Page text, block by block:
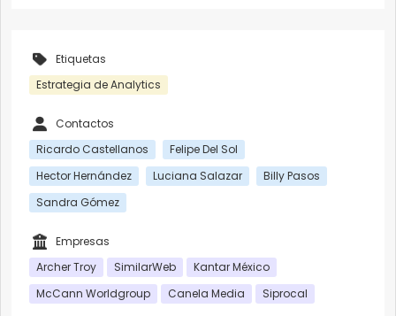
Etiquetas
Estrategia de Analytics
Contactos
Ricardo Castellanos
Felipe Del Sol
Hector Hernández
Luciana Salazar
Billy Pasos
Sandra Gómez
Empresas
Archer Troy
SimilarWeb
Kantar México
McCann Worldgroup
Canela Media Siprocal